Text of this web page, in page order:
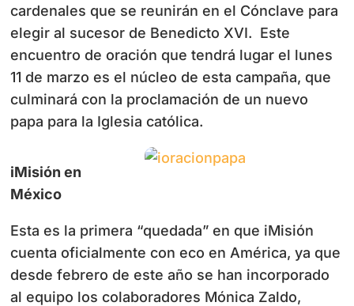
cardenales que se reunirán en el Cónclave para
elegir al sucesor de Benedicto XVI. Este
encuentro de oración que tendrá lugar el lunes
11 de marzo es el núcleo de esta campaña, que
culminará con la proclamación de un nuevo
papa para la Iglesia católica.
iMisión en
México
Esta es la primera “quedada” en que iMisión
cuenta oficialmente con eco en América, ya que
desde febrero de este año se han incorporado
al equipo los colaboradores Mónica Zaldo,